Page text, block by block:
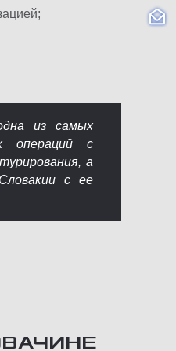
из самых
операций с
а
с ее